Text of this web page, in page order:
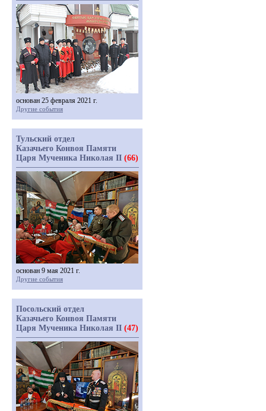
основан 25 февраля 2021 г.
Другие события
Тульский отдел
Казачьего Конвоя Памяти
Царя Мученика Николая II (66)
основан 9 мая 2021 г.
Другие события
Посольский отдел
Казачьего Конвоя Памяти
Царя Мученика Николая II (47)